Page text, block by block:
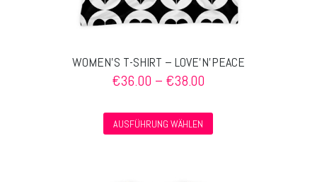
WOMEN’S T-SHIRT – LOVE’N’PEACE
€36.00 – €38.00Preisspanne:
bis
AUSFÜHRUNG WÄHLEN
Produkt